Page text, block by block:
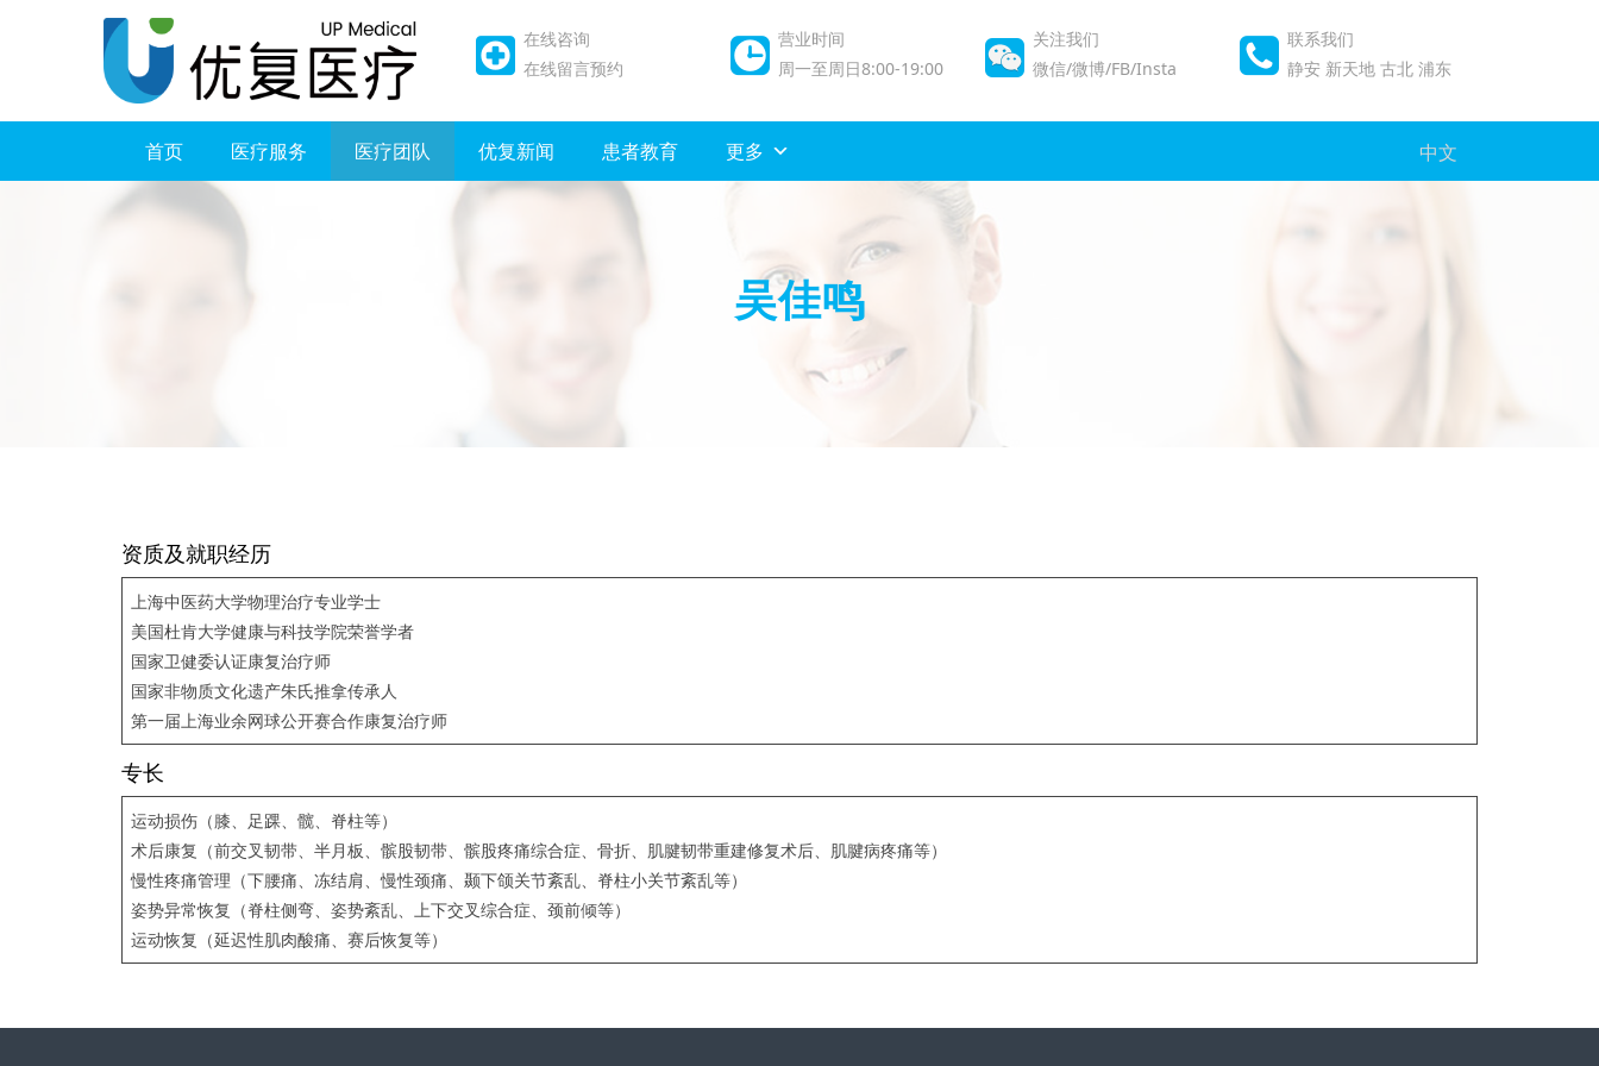
在线咨询
在线留言预约
营业时间
周一至周日8:00-19:00
关注我们
微信/微博/FB/Insta
联系我们
静安 新天地 古北 浦东
首页 医疗服务 医疗团队 优复新闻 患者教育 更多 中文
吴佳鸣
资质及就职经历
上海中医药大学物理治疗专业学士
美国杜肯大学健康与科技学院荣誉学者
国家卫健委认证康复治疗师
国家非物质文化遗产朱氏推拿传承人
第一届上海业余网球公开赛合作康复治疗师
专长
运动损伤（膝、足踝、髋、脊柱等）
术后康复（前交叉韧带、半月板、髌股韧带、髌股疼痛综合症、骨折、肌腱韧带重建修复术后、肌腱病疼痛等）
慢性疼痛管理（下腰痛、冻结肩、慢性颈痛、颞下颌关节紊乱、脊柱小关节紊乱等）
姿势异常恢复（脊柱侧弯、姿势紊乱、上下交叉综合症、颈前倾等）
运动恢复（延迟性肌肉酸痛、赛后恢复等）